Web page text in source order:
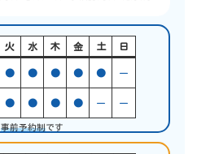
火 水 木 金 土 日
● ● ● ● ● ー
● ● ● ● ー ー
事前予約制です